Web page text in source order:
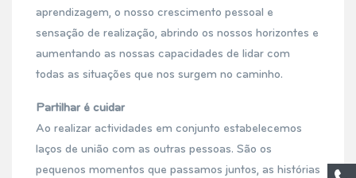
aprendizagem, o nosso crescimento pessoal e
sensação de realização, abrindo os nossos horizontes e
aumentando as nossas capacidades de lidar com
todas as situações que nos surgem no caminho.
Partilhar é cuidar
Ao realizar actividades em conjunto estabelecemos
laços de união com as outras pessoas. São os
pequenos momentos que passamos juntos, as histórias